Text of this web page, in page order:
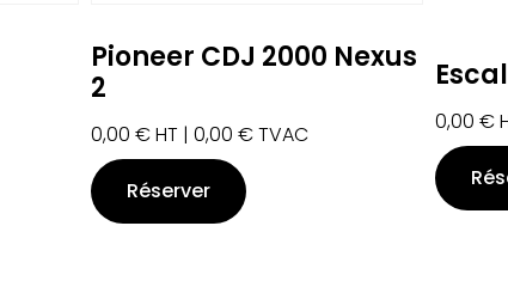
Pioneer CDJ 2000 Nexus
2
0,00 €HT | 0,00 €TVAC
Réserver
0,00 €